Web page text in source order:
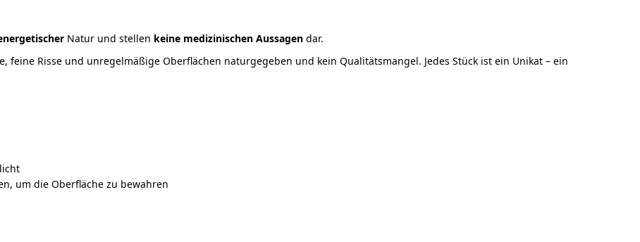
Natur und stellen keine medizinischen Aussagen dar.
feine Risse und unregelmäßige Oberflächen naturgegeben und kein Qualitätsmangel. Jedes Stück ist ein Unikat – ein
um die Oberfläche zu bewahren